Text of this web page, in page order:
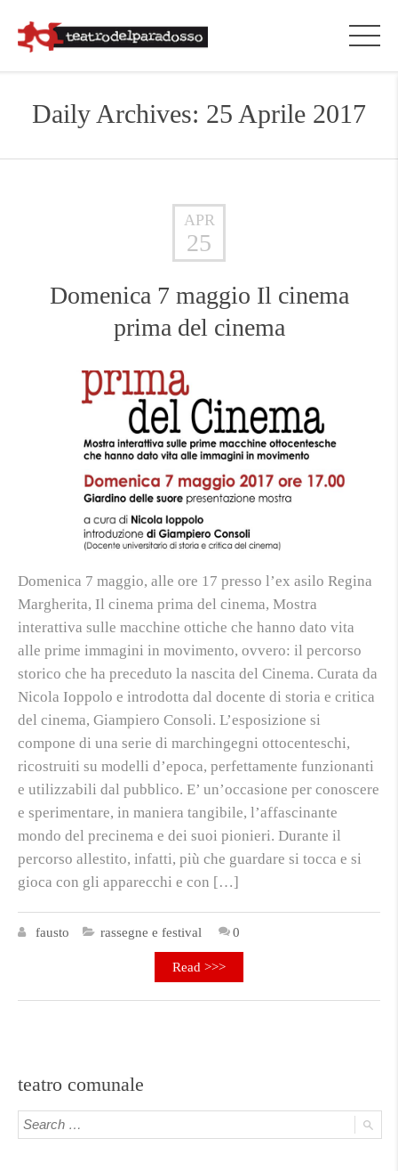
Daily Archives: 25 Aprile 2017
APR
25
Domenica 7 maggio Il cinema
prima del cinema
Domenica 7 maggio, alle ore 17 presso l’ex asilo Regina
Margherita, Il cinema prima del cinema, Mostra
interattiva sulle macchine ottiche che hanno dato vita
alle prime immagini in movimento, ovvero: il percorso
storico che ha preceduto la nascita del Cinema. Curata da
Nicola Ioppolo e introdotta dal docente di storia e critica
del cinema, Giampiero Consoli. L’esposizione si
compone di una serie di marchingegni ottocenteschi,
ricostruiti su modelli d’epoca, perfettamente funzionanti
e utilizzabili dal pubblico. E’ un’occasione per conoscere
e sperimentare, in maniera tangibile, l’affascinante
mondo del precinema e dei suoi pionieri. Durante il
percorso allestito, infatti, più che guardare si tocca e si
gioca con gli apparecchi e con […]
fausto rassegne e festival 0
Read >>>
teatro comunale